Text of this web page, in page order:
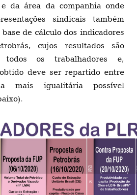
da área da companhia onde
sindicais também
de cálculo dos indicadores
cujos resultados são
todos os trabalhadores e,
deve ser repartido entre
mais igualitária possível